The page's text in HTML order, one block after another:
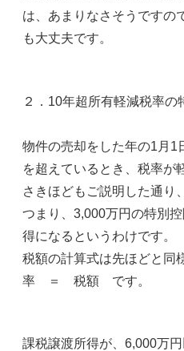
は、あまりなさそうですの
も大丈夫です。
２．10年超所有軽減税率の
物件の売却をした年の1月1
を超えているとき、税率が
さきほどもご説明した通り
つまり、3,000万円の特別
得になるというわけです。
税額の計算式は先ほどと
率 ＝ 税額 です。
課税譲渡所得が、6,000万